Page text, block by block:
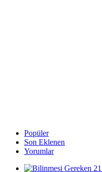
Popüler
Son Eklenen
Yorumlar